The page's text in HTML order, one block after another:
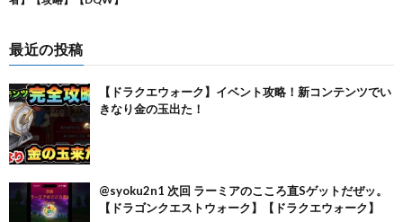
最近の投稿
【ドラクエウォーク】イベント攻略！新コンテンツでい
きなり金の玉出た！
@syoku2n1 次回 ラーミアのこころ直Sゲットだぜッ。
【ドラゴンクエストウォーク】【ドラクエウォーク】